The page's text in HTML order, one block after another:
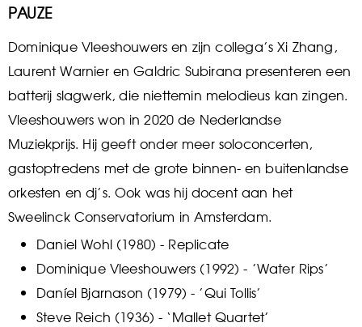
PAUZE
Dominique Vleeshouwers en zijn collega’s Xi Zhang,
Laurent Warnier en Galdric Subirana presenteren een
batterij slagwerk, die niettemin melodieus kan zingen.
Vleeshouwers won in 2020 de Nederlandse
Muziekprijs. Hij geeft onder meer soloconcerten,
gastoptredens met de grote binnen- en buitenlandse
orkesten en dj’s. Ook was hij docent aan het
Sweelinck Conservatorium in Amsterdam.
Daniel Wohl (1980) - Replicate
Dominique Vleeshouwers (1992) - ’Water Rips’
Daníel Bjarnason (1979) - ’Qui Tollis’
Steve Reich (1936) - ‘Mallet Quartet’